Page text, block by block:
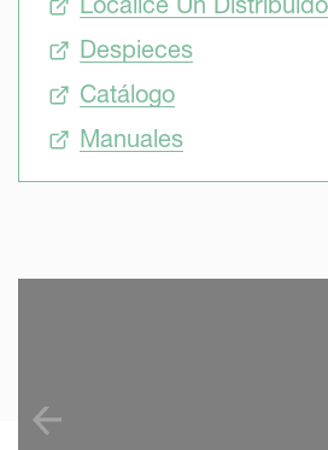
Despieces
Catálogo
Manuales